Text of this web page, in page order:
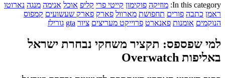
In this category: מוזיקה פוקימון קייטי פרי קליפ אוכל אנימה מנגה נארוטו
ראמן כתבה פורים תחפושת מארוול פארק פארק שעשועים קמפוס
הנוקמים אומנות פאנארט פרוייקט מעריצים ציור gta גורילז
למי שפספס: תקציר משחקי נבחרת ישראל
באליפות Overwatch